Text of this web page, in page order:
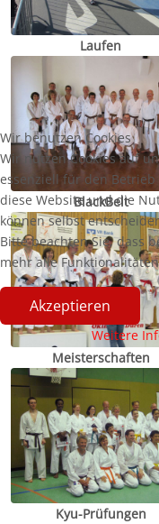
Laufen
BlackBelt
Meisterschaften
Kyu-Prüfungen
Wir benutzen Cookies
Wir nutzen Cookies auf
essenziell für den
diese Website und die
können selbst
Bitte beachten Sie, dass
mehr alle
Akzeptieren
Weitere